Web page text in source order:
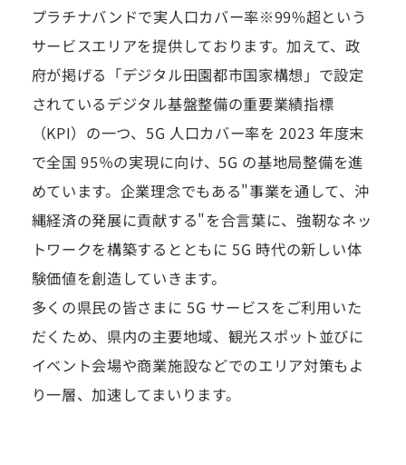
プラチナバンドで実人口カバー率※99%超という
サービスエリアを提供しております。加えて、政
府が掲げる「デジタル田園都市国家構想」で設定
されているデジタル基盤整備の重要業績指標
（KPI）の一つ、5G 人口カバー率を 2023 年度末
で全国 95％の実現に向け、5G の基地局整備を進
めています。企業理念でもある"事業を通して、沖
縄経済の発展に貢献する"を合言葉に、強靭なネッ
トワークを構築するとともに 5G 時代の新しい体
験価値を創造していきます。
多くの県民の皆さまに 5G サービスをご利用いた
だくため、県内の主要地域、観光スポット並びに
イベント会場や商業施設などでのエリア対策もよ
り一層、加速してまいります。